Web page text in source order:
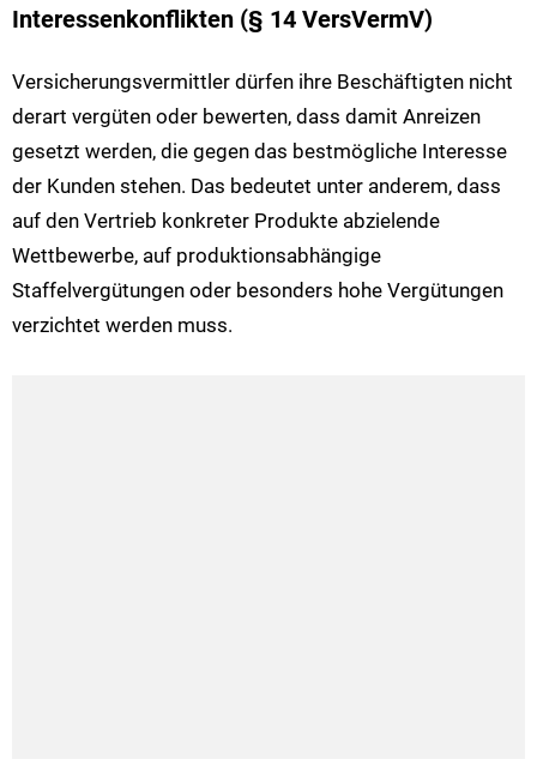
Interessenkonflikten (§ 14 VersVermV)
Versicherungsvermittler dürfen ihre Beschäftigten nicht
derart vergüten oder bewerten, dass damit Anreizen
gesetzt werden, die gegen das bestmögliche Interesse
der Kunden stehen. Das bedeutet unter anderem, dass
auf den Vertrieb konkreter Produkte abzielende
Wettbewerbe, auf produktionsabhängige
Staffelvergütungen oder besonders hohe Vergütungen
verzichtet werden muss.